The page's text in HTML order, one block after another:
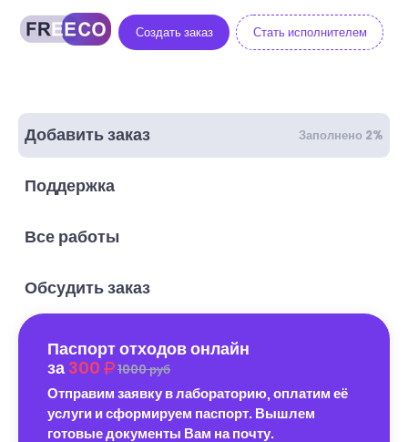
Создать заказ Стать исполнителем
Добавить заказ Заполнено 2%
Поддержка
Все работы
Обсудить заказ
Паспорт отходов онлайн
за 300 1000 руб
Отправим заявку в лабораторию, оплатим её
услуги и сформируем паспорт. Вышлем
готовые документы Вам на почту.